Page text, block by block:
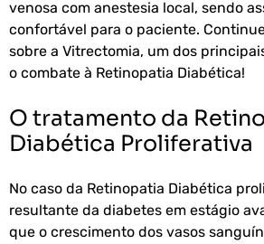
venosa com anestesia local, sendo
confortável para o paciente.
sobre a Vitrectomia, um dos
o combate à Retinopatia Diabética!
O tratamento da
Diabética Proliferativa
No caso da Retinopatia Diabética
resultante da diabetes em estágio
que o crescimento dos vasos